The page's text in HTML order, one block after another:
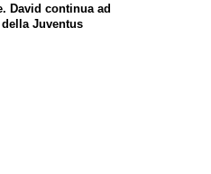
David continua ad
Juventus